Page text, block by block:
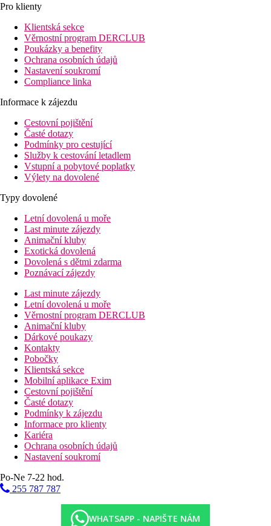
Pro klienty
Klientská sekce
Věrnostní program DERCLUB
Poukázky a benefity
Ochrana osobních údajů
Nastavení soukromí
Compliance linka
Informace k zájezdu
Cestovní pojištění
Časté dotazy
Podmínky pro cestující
Služby k cestování letadlem
Vstupní a pobytové poplatky
Výlety na dovolené
Typy dovolené
Letní dovolená u moře
Last minute zájezdy
Animační kluby
Exotická dovolená
Dovolená s dětmi zdarma
Poznávací zájezdy
Last minute zájezdy
Letní dovolená u moře
Věrnostní program DERCLUB
Animační kluby
Dárkové poukazy
Kontakty
Pobočky
Klientská sekce
Mobilní aplikace Exim
Cestovní pojištění
Časté dotazy
Podmínky k zájezdu
Informace pro klienty
Kariéra
Ochrana osobních údajů
Nastavení soukromí
Po-Ne 7-22 hod.
255 787 787
WHATSAPP - NAPIŠTE NÁM